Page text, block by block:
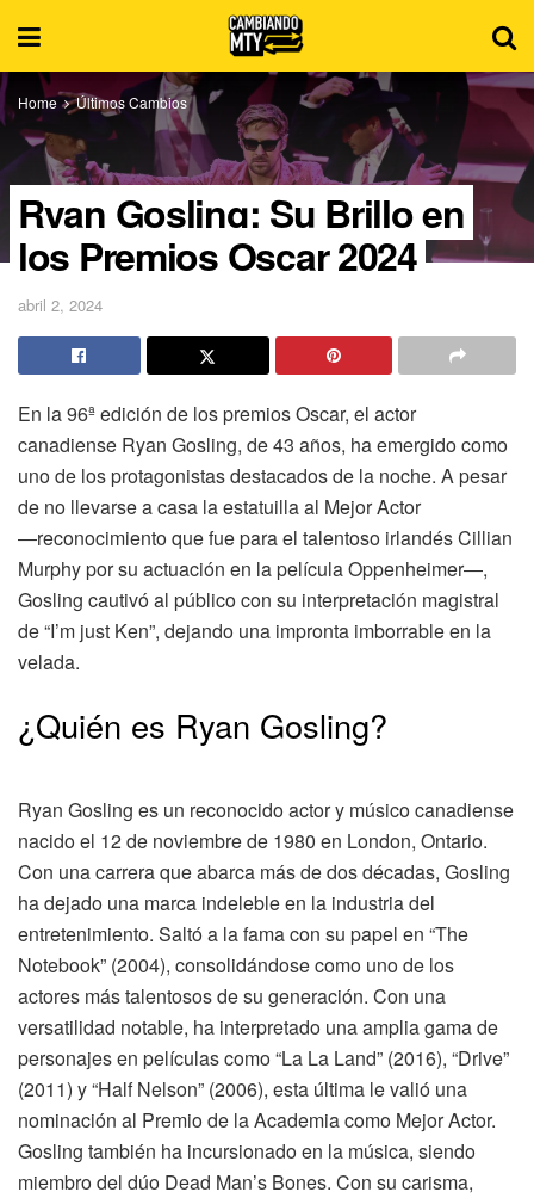
Home Últimos Cambios
Ryan Gosling: Su Brillo en
los Premios Oscar 2024
abril 2, 2024
En la 96ª edición de los premios Oscar, el actor
canadiense Ryan Gosling, de 43 años, ha emergido como
uno de los protagonistas destacados de la noche. A pesar
de no llevarse a casa la estatuilla al Mejor Actor
―reconocimiento que fue para el talentoso irlandés Cillian
Murphy por su actuación en la película Oppenheimer―,
Gosling cautivó al público con su interpretación magistral
de “I’m just Ken”, dejando una impronta imborrable en la
velada.
¿Quién es Ryan Gosling?
Ryan Gosling es un reconocido actor y músico canadiense
nacido el 12 de noviembre de 1980 en London, Ontario.
Con una carrera que abarca más de dos décadas, Gosling
ha dejado una marca indeleble en la industria del
entretenimiento. Saltó a la fama con su papel en “The
Notebook” (2004), consolidándose como uno de los
actores más talentosos de su generación. Con una
versatilidad notable, ha interpretado una amplia gama de
personajes en películas como “La La Land” (2016), “Drive”
(2011) y “Half Nelson” (2006), esta última le valió una
nominación al Premio de la Academia como Mejor Actor.
Gosling también ha incursionado en la música, siendo
miembro del dúo Dead Man’s Bones. Con su carisma,